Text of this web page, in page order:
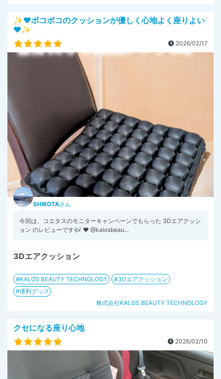
✨️♥ボコボコのクッションが優しく心地よく座りよい
♥✨️
2026/02/17
SHIROTAさん
今回は、コエタスのモニターキャンペーンでもらった 3Dエアクッシ
ョン のレビューです🎶 ♥ @kalosbeau...
3Dエアクッション
KALOS BEAUTY TECHNOLOGY
3Dエアクッション
便利グッズ
株式会社KALOS BEAUTY TECHNOLOGY
クセになる座り心地
2026/02/10